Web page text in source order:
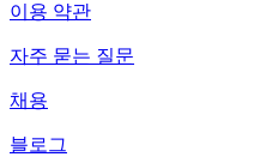
이용 약관
자주 묻는 질문
채용
블로그